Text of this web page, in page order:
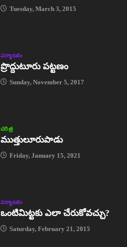
Tuesday, March 3, 2015
పర్యాటకం
ప్రొద్దుటూరు పట్టణం
Sunday, November 5, 2017
చరిత్ర
ముత్తులూరుపాడు
Friday, January 15, 2021
పర్యాటకం
ఒంటిమిట్టకు ఎలా చేరుకోవచ్చు?
Saturday, February 21, 2015